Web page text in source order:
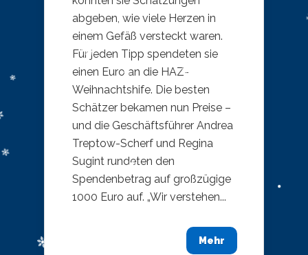
abgeben, wie viele Herzen in
einem Gefäß versteckt waren.
Für jeden Tipp spendeten sie
einen Euro an die HAZ-
Weihnachtshife. Die besten
Schätzer bekamen nun Preise –
und die Geschäftsführer Andrea
Treptow-Scherf und Regina
Sugint rundeten den
Spendenbetrag auf großzügige
1000 Euro auf. „Wir verstehen...
Mehr